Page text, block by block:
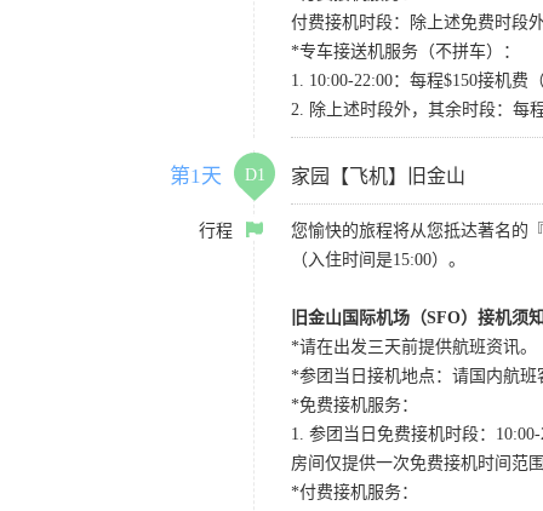
付费接机时段：除上述免费时段
*专车接送机服务（不拼车）：
1. 10:00-22:00：每程$150接机
2. 除上述时段外，其余时段：每
第1天 D1 家园【飞机】旧金山
行程
您愉快的旅程将从您抵达著名的
（入住时间是15:00）。
旧金山国际机场（SFO）接机须
*请在出发三天前提供航班资讯。
*参团当日接机地点：请国内航班
*免费接机服务：
1. 参团当日免费接机时段：
房间仅提供一次免费接机时间范
*付费接机服务：